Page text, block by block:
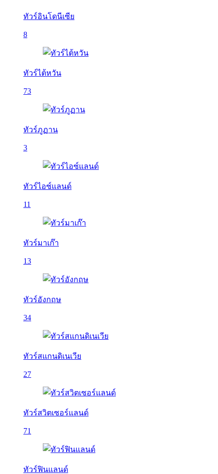
ทัวร์อินโดนีเซีย
8
ทัวร์ไต้หวัน
73
ทัวร์ภูฏาน
3
ทัวร์ไอซ์แลนด์
11
ทัวร์มาเก๊า
13
ทัวร์อังกฤษ
34
ทัวร์สแกนดิเนเวีย
27
ทัวร์สวิตเซอร์แลนด์
71
ทัวร์ฟินแลนด์